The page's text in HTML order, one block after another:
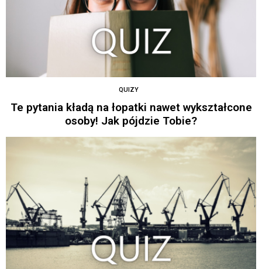
QUIZY
Te pytania kładą na łopatki nawet wykształcone
osoby! Jak pójdzie Tobie?